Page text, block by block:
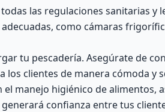
las regulaciones sanitarias y
como cámaras
tu pescadería. Asegúrate de
clientes de manera cómoda y
manejo higiénico de alimentos,
confianza entre tus